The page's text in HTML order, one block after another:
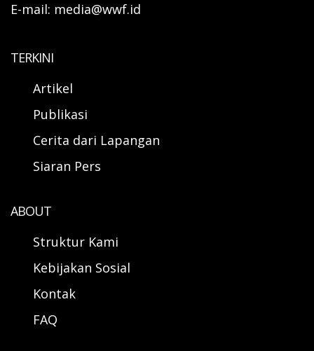
E-mail: media@wwf.id
TERKINI
Artikel
Publikasi
Cerita dari Lapangan
Siaran Pers
ABOUT
Struktur Kami
Kebijakan Sosial
Kontak
FAQ